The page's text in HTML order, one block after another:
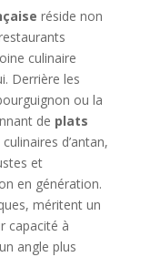
réside non
culinaire
Derrière les
ou la
de plats
d’antan,
et
en génération.
méritent un
capacité à
angle plus